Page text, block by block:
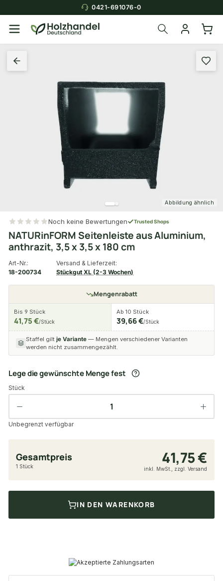
0421-691076-0
Abbildung ähnlich
Noch keine Bewertungen Trusted Shops
NATURinFORM Seitenleiste aus Aluminium,
anthrazit, 3,5 x 3,5 x 180 cm
Art-Nr.:
18-200734
Versand & Lieferzeit:
Stückgut XL (2-3 Wochen)
Mengenrabatt
Bis 9 Stück
41,75 €/Stück
Ab 10 Stück
39,66 €/Stück
Staffel gilt je Variante — Mengen verschiedener Varianten
werden nicht zusammengezählt.
Lege die gewünschte Menge fest
Stück
Unbegrenzt verfügbar
Gesamtpreis 41,75 €
1 Stück inkl. MwSt., zzgl. Versand
IN DEN WARENKORB